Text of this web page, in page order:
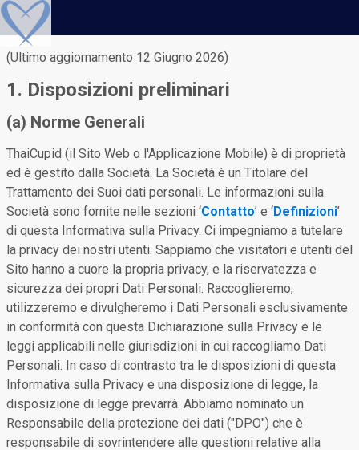
(Ultimo aggiornamento 12 Giugno 2026)
1. Disposizioni preliminari
(a) Norme Generali
ThaiCupid (il Sito Web o l'Applicazione Mobile) è di proprietà
ed è gestito dalla Società. La Società è un Titolare del
Trattamento dei Suoi dati personali. Le informazioni sulla
Società sono fornite nelle sezioni ‘Contatto’ e ‘Definizioni’
di questa Informativa sulla Privacy. Ci impegniamo a tutelare
la privacy dei nostri utenti. Sappiamo che visitatori e utenti del
Sito hanno a cuore la propria privacy, e la riservatezza e
sicurezza dei propri Dati Personali. Raccoglieremo,
utilizzeremo e divulgheremo i Dati Personali esclusivamente
in conformità con questa Dichiarazione sulla Privacy e le
leggi applicabili nelle giurisdizioni in cui raccogliamo Dati
Personali. In caso di contrasto tra le disposizioni di questa
Informativa sulla Privacy e una disposizione di legge, la
disposizione di legge prevarrà. Abbiamo nominato un
Responsabile della protezione dei dati ("DPO") che è
responsabile di sovrintendere alle questioni relative alla